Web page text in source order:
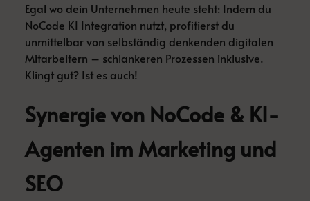
Egal wo dein Unternehmen heute steht: Indem du
NoCode KI Integration nutzt, profitierst du
unmittelbar von selbständig denkenden digitalen
Mitarbeitern – schlankeren Prozessen inklusive.
Klingt gut? Ist es auch!
Synergie von NoCode & KI-
Agenten im Marketing und
SEO